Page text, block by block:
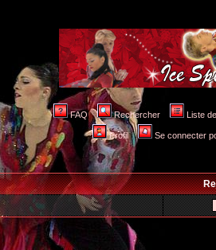
FAQ Rechercher Liste
Profil Se connecter